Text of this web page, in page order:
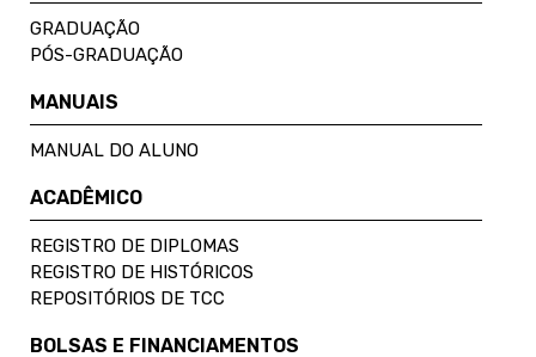
GRADUAÇÃO
PÓS-GRADUAÇÃO
MANUAIS
MANUAL DO ALUNO
ACADÊMICO
REGISTRO DE DIPLOMAS
REGISTRO DE HISTÓRICOS
REPOSITÓRIOS DE TCC
BOLSAS E FINANCIAMENTOS